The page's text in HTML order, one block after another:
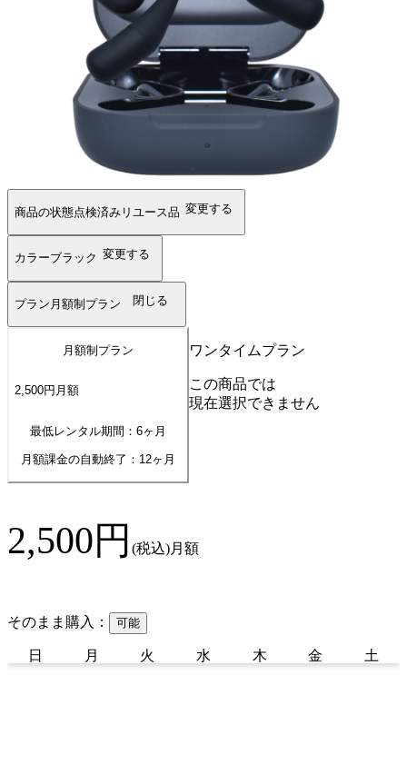
商品の状態点検済みリユース品 変更する
カラーブラック 変更する
プラン 月額制プラン 閉じる
月額制プラン
2,500円 月額
最低レンタル期間：6ヶ月
月額課金の自動終了： 12ヶ月
ワンタイムプラン
この商品では
現在選択できません
2,500円 (税込)月額
そのまま購入： 可能
日 月 火 水 木 金 土